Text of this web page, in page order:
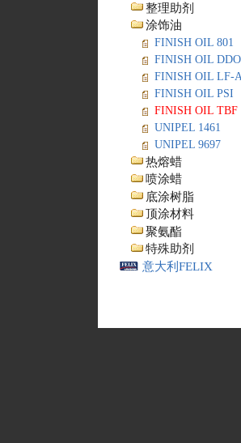
整理助剂
涂饰油
FINISH OIL 801
FINISH OIL DDO
FINISH OIL LF-A
FINISH OIL PSI
FINISH OIL TBF
UNIPEL 1461
UNIPEL 9697
热熔蜡
喷涂蜡
底涂树脂
顶涂材料
聚氨酯
特殊助剂
意大利FELIX